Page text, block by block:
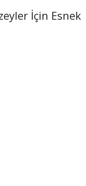
İçin Esnek